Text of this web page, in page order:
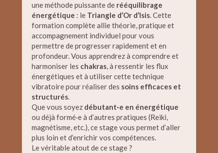
une méthode puissante de rééquilibrage
énergétique : le Triangle d’Or d’Isis. Cette
formation complète allie théorie, pratique et
accompagnement individuel pour vous
permettre de progresser rapidement et en
profondeur. Vous apprendrez à comprendre et
harmoniser les chakras, à ressentir les flux
énergétiques et à utiliser cette technique
vibratoire pour réaliser des soins efficaces et
structurés.
Que vous soyez débutant·e en énergétique
ou déjà formé·e à d’autres pratiques (Reiki,
magnétisme, etc.), ce stage vous permet d’aller
plus loin et d’enrichir vos compétences.
Le véritable atout de ce stage ?